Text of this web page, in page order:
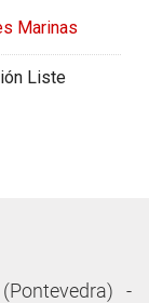
Marinas
Liste
-